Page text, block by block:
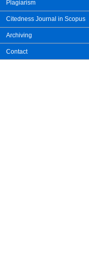
Plagiarism
Citedness Journal in Scopus
Archiving
Contact